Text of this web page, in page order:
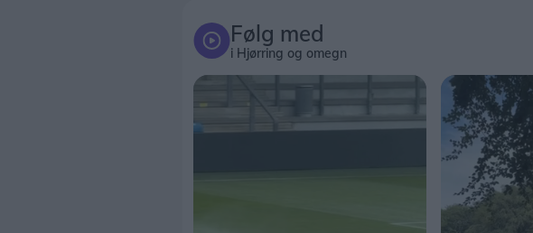
Følg med
i Hjørring og omegn